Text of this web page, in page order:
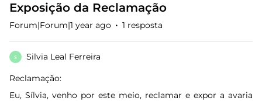
Exposição da Reclamação
Forum|Forum|1 year ago 1 resposta
S Silvia Leal Ferreira
Reclamação:
Eu, Sílvia, venho por este meio, reclamar e expor a avaria